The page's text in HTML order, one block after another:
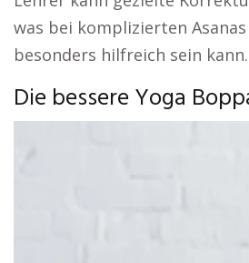
was bei komplizierten
besonders hilfreich sein kann.
Die bessere Yoga